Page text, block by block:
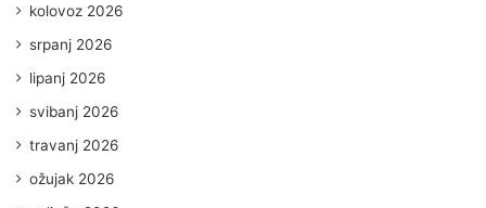
kolovoz 2026
srpanj 2026
lipanj 2026
svibanj 2026
travanj 2026
ožujak 2026